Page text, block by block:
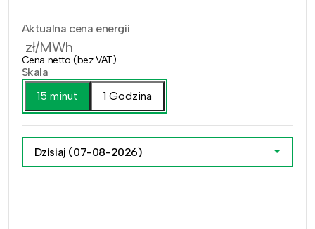
Aktualna cena energii
zł/MWh
Cena netto (bez VAT)
Skala
15 minut
1 Godzina
Dzisiaj (07-08-2026)